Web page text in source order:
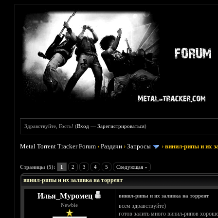
Здравствуйте, Гость! (Вход —Зарегистрироваться)
Metal Torrent Tracker Forum ›Раздачи ›Запросы ›винил-рипы и их
Страницы (5): 1 2 3 4 5 Следующая »
Голосов: 0 - Средняя оценка: 0
12345
винил-рипы и их заливка на торрент
Илья_Муромец
Newbie
винил-рипы и их заливка на торрент
всем здравствуйте)
готов залить много винил-рипов